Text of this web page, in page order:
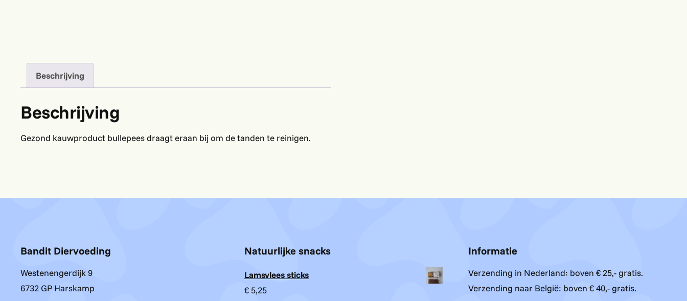
Beschrijving
Beschrijving
Gezond kauwproduct bullepees draagt eraan bij om de tanden te reinigen.
Bandit Diervoeding
Westenengerdijk 9
6732 GP Harskamp
Natuurlijke snacks
Lamsvlees sticks
€ 5,25
Informatie
Verzending in Nederland: boven € 25,- gratis.
Verzending naar België: boven € 40,- gratis.